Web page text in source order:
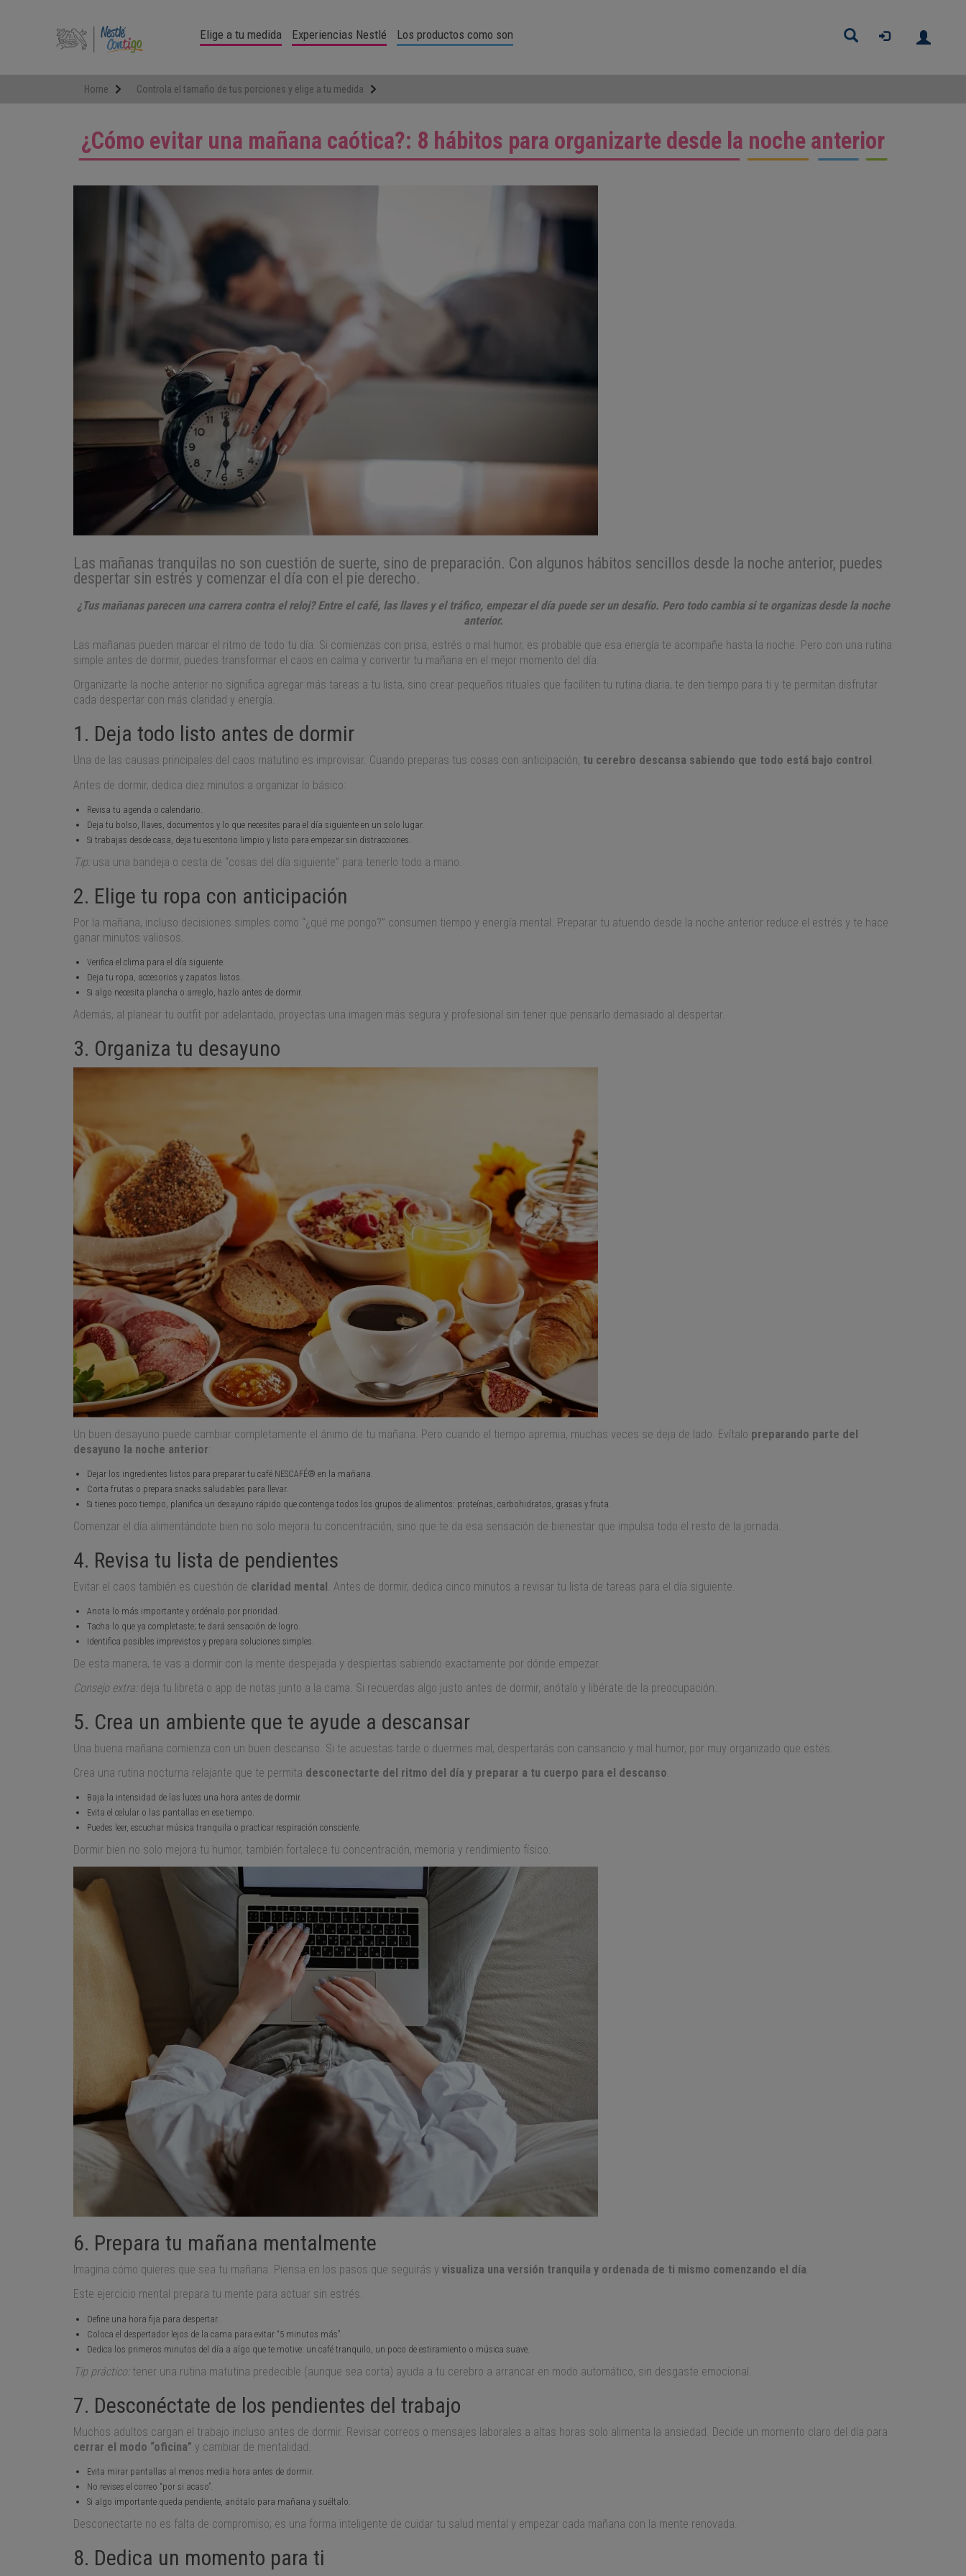
Elige a tu medida Experiencias Nestlé Los productos como son Buscar
Home Controla el tamaño de tus porciones y elige a tu medida
¿Cómo evitar una mañana caótica?: 8 hábitos para organizarte desde la noche anterior
Las mañanas tranquilas no son cuestión de suerte, sino de preparación. Con algunos hábitos sencillos desde la noche anterior, puedes
despertar sin estrés y comenzar el día con el pie derecho.
¿Tus mañanas parecen una carrera contra el reloj? Entre el café, las llaves y el tráfico, empezar el día puede ser un desafío. Pero todo cambia si te organizas desde la noche
anterior.
Las mañanas pueden marcar el ritmo de todo tu día. Si comienzas con prisa, estrés o mal humor, es probable que esa energía te acompañe hasta la noche. Pero con una rutina
simple antes de dormir, puedes transformar el caos en calma y convertir tu mañana en el mejor momento del día.
Organizarte la noche anterior no significa agregar más tareas a tu lista, sino crear pequeños rituales que faciliten tu rutina diaria, te den tiempo para ti y te permitan disfrutar
cada despertar con más claridad y energía.
1. Deja todo listo antes de dormir
Una de las causas principales del caos matutino es improvisar. Cuando preparas tus cosas con anticipación, tu cerebro descansa sabiendo que todo está bajo control .
Antes de dormir, dedica diez minutos a organizar lo básico:
Revisa tu agenda o calendario.
Deja tu bolso, llaves, documentos y lo que necesites para el día siguiente en un solo lugar.
Si trabajas desde casa, deja tu escritorio limpio y listo para empezar sin distracciones.
Tip:usa una bandeja o cesta de “cosas del día siguiente” para tenerlo todo a mano.
2. Elige tu ropa con anticipación
Por la mañana, incluso decisiones simples como “¿qué me pongo?” consumen tiempo y energía mental. Preparar tu atuendo desde la noche anterior reduce el estrés y te hace
ganar minutos valiosos.
Verifica el clima para el día siguiente.
Deja tu ropa, accesorios y zapatos listos.
Si algo necesita plancha o arreglo, hazlo antes de dormir.
Además, al planear tu outfit por adelantado, proyectas una imagen más segura y profesional sin tener que pensarlo demasiado al despertar.
3. Organiza tu desayuno
Un buen desayuno puede cambiar completamente el ánimo de tu mañana. Pero cuando el tiempo apremia, muchas veces se deja de lado. Evítalo preparando parte del
desayuno la noche anterior:
Dejar los ingredientes listos para preparar tu café NESCAFÉ® en la mañana.
Corta frutas o prepara snacks saludables para llevar.
Si tienes poco tiempo, planifica un desayuno rápido que contenga todos los grupos de alimentos: proteínas, carbohidratos, grasas y fruta.
Comenzar el día alimentándote bien no solo mejora tu concentración, sino que te da esa sensación de bienestar que impulsa todo el resto de la jornada.
4. Revisa tu lista de pendientes
Evitar el caos también es cuestión de claridad mental. Antes de dormir, dedica cinco minutos a revisar tu lista de tareas para el día siguiente.
Anota lo más importante y ordénalo por prioridad.
Tacha lo que ya completaste; te dará sensación de logro.
Identifica posibles imprevistos y prepara soluciones simples.
De esta manera, te vas a dormir con la mente despejada y despiertas sabiendo exactamente por dónde empezar.
Consejo extra:deja tu libreta o app de notas junto a la cama. Si recuerdas algo justo antes de dormir, anótalo y libérate de la preocupación.
5. Crea un ambiente que te ayude a descansar
Una buena mañana comienza con un buen descanso. Si te acuestas tarde o duermes mal, despertarás con cansancio y mal humor, por muy organizado que estés.
Crea una rutina nocturna relajante que te permita desconectarte del ritmo del día y preparar a tu cuerpo para el descanso.
Baja la intensidad de las luces una hora antes de dormir.
Evita el celular o las pantallas en ese tiempo.
Puedes leer, escuchar música tranquila o practicar respiración consciente.
Dormir bien no solo mejora tu humor, también fortalece tu concentración, memoria y rendimiento físico.
6. Prepara tu mañana mentalmente
Imagina cómo quieres que sea tu mañana. Piensa en los pasos que seguirás y visualiza una versión tranquila y ordenada de ti mismo comenzando el día.
Este ejercicio mental prepara tu mente para actuar sin estrés.
Define una hora fija para despertar.
Coloca el despertador lejos de la cama para evitar “5 minutos más”.
Dedica los primeros minutos del día a algo que te motive: un café tranquilo, un poco de estiramiento o música suave.
Tip práctico:tener una rutina matutina predecible (aunque sea corta) ayuda a tu cerebro a arrancar en modo automático, sin desgaste emocional.
7. Desconéctate de los pendientes del trabajo
Muchos adultos cargan el trabajo incluso antes de dormir. Revisar correos o mensajes laborales a altas horas solo alimenta la ansiedad. Decide un momento claro del día para
cerrar el modo “oficina” y cambiar de mentalidad.
Evita mirar pantallas al menos media hora antes de dormir.
No revises el correo “por si acaso”.
Si algo importante queda pendiente, anótalo para mañana y suéltalo.
Desconectarte no es falta de compromiso; es una forma inteligente de cuidar tu salud mental y empezar cada mañana con la mente renovada.
8. Dedica un momento para ti